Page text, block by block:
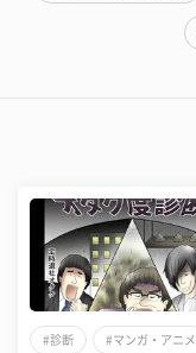
#診断 #マンガ・アニメ